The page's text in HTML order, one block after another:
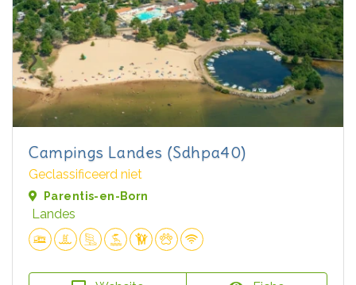
Campings Landes (Sdhpa40)
Geclassificeerd niet
Parentis-en-Born
Landes